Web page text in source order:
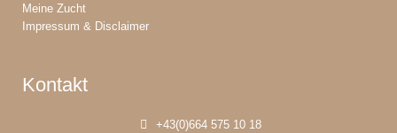
Meine Zucht
Impressum & Disclaimer
Kontakt
+43(0)664 575 10 18